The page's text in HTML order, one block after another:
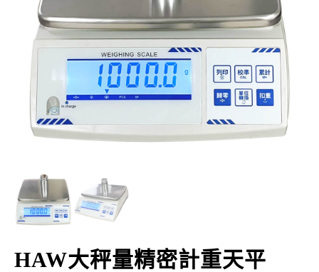
HAW大秤量精密計重天平